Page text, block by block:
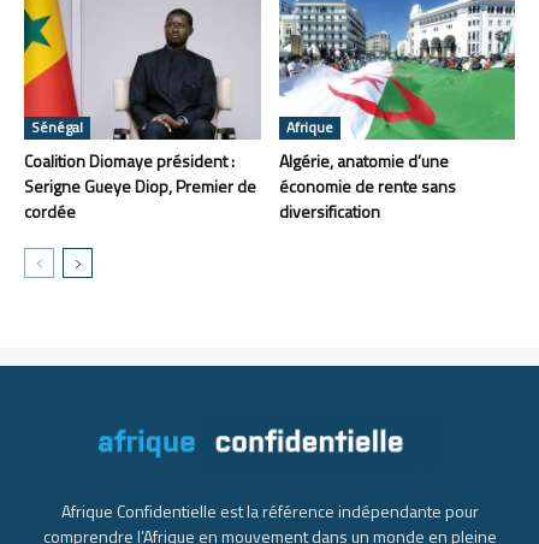
Sénégal
Coalition Diomaye président :
Serigne Gueye Diop, Premier de
cordée
Afrique
Algérie, anatomie d’une
économie de rente sans
diversification
Afrique Confidentielle est la référence indépendante pour
comprendre l’Afrique en mouvement dans un monde en pleine